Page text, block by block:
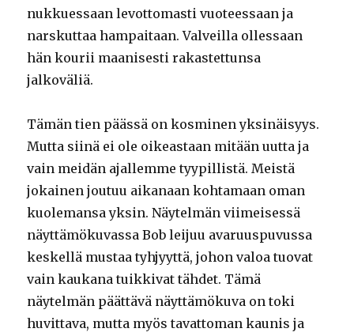
nukkuessaan levottomasti vuoteessaan ja
narskuttaa hampaitaan. Valveilla ollessaan
hän kourii maanisesti rakastettunsa
jalkoväliä.
Tämän tien päässä on kosminen yksinäisyys.
Mutta siinä ei ole oikeastaan mitään uutta ja
vain meidän ajallemme tyypillistä. Meistä
jokainen joutuu aikanaan kohtamaan oman
kuolemansa yksin. Näytelmän viimeisessä
näyttämökuvassa Bob leijuu avaruuspuvussa
keskellä mustaa tyhjyyttä, johon valoa tuovat
vain kaukana tuikkivat tähdet. Tämä
näytelmän päättävä näyttämökuva on toki
huvittava, mutta myös tavattoman kaunis ja